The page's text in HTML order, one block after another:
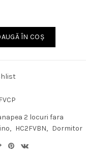
ÎN COŞ
2 locuri fara
HC2FVBN
Dormitor